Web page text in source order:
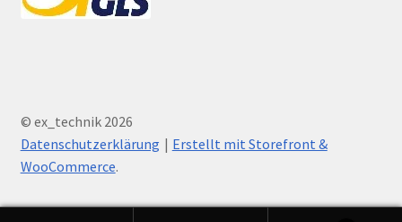
© ex_technik 2026
Datenschutzerklärung
Erstellt mit Storefront &
WooCommerce.